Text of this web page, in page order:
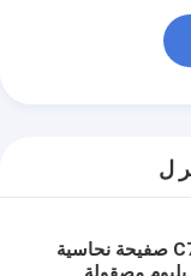
ل
C71200 صفيحة نحاسية